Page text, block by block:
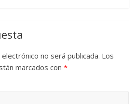
no será publicada. Los
marcados con*